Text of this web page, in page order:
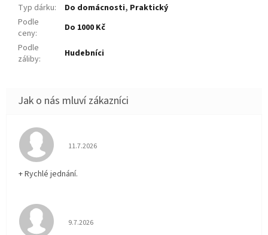
Typ dárku: Do domácnosti, Praktický
Podle
ceny:
Do 1000 Kč
Podle
záliby: Hudebníci
Hodnocení obchodu je 5 z 5 hvězdiček.
11.7.2026
+ Rychlé jednání.
Hodnocení obchodu je 5 z 5 hvězdiček.
9.7.2026